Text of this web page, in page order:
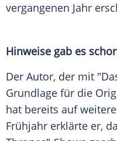
vergangenen Jahr
Hinweise gab es
Der Autor, der mit
Grundlage für die
hat bereits auf
Frühjahr erklärte er,